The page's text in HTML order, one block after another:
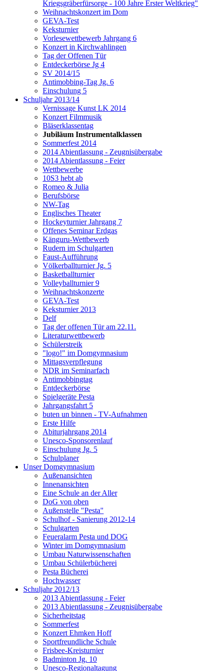
Kriegsgräberfürsorge - 100 Jahre Erster Weltkrieg"
Weihnachtskonzert im Dom
GEVA-Test
Keksturnier
Vorlesewettbewerb Jahrgang 6
Konzert in Kirchwahlingen
Tag der Offenen Tür
Entdeckerbörse Jg 4
SV 2014/15
Antimobbing-Tag Jg. 6
Einschulung 5
Schuljahr 2013/14
Vernissage Kunst LK 2014
Konzert Filmmusik
Bläserklassentag
Jubiläum Instrumentalklassen
Sommerfest 2014
2014 Abientlassung - Zeugnisübergabe
2014 Abientlassung - Feier
Wettbewerbe
10S3 hebt ab
Romeo & Julia
Berufsbörse
NW-Tag
Englisches Theater
Hockeyturnier Jahrgang 7
Offenes Seminar Erdgas
Känguru-Wettbewerb
Rudern im Schulgarten
Faust-Aufführung
Völkerballturnier Jg. 5
Basketballturnier
Volleyballturnier 9
Weihnachtskonzerte
GEVA-Test
Keksturnier 2013
Delf
Tag der offenen Tür am 22.11.
Literaturwettbewerb
Schülerstreik
"logo!" im Domgymnasium
Mittagsverpflegung
NDR im Seminarfach
Antimobbingtag
Entdeckerbörse
Spielgeräte Pesta
Jahrgangsfahrt 5
buten un binnen - TV-Aufnahmen
Erste Hilfe
Abiturjahrgang 2014
Unesco-Sponsorenlauf
Einschulung Jg. 5
Schulplaner
Unser Domgymnasium
Außenansichten
Innenansichten
Eine Schule an der Aller
DoG von oben
Außenstelle "Pesta"
Schulhof - Sanierung 2012-14
Schulgarten
Feueralarm Pesta und DOG
Winter im Domgymnasium
Umbau Naturwissenschaften
Umbau Schülerbücherei
Pesta Bücherei
Hochwasser
Schuljahr 2012/13
2013 Abientlassung - Feier
2013 Abientlassung - Zeugnisübergabe
Sicherheitstag
Sommerfest
Konzert Ehmken Hoff
Sportfreundliche Schule
Frisbee-Kreisturnier
Badminton Jg. 10
Unesco-Regionaltagung